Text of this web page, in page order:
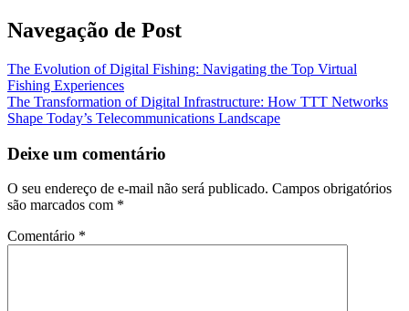
Navegação de Post
The Evolution of Digital Fishing: Navigating the Top Virtual
Fishing Experiences
The Transformation of Digital Infrastructure: How TTT Networks
Shape Today’s Telecommunications Landscape
Deixe um comentário
O seu endereço de e-mail não será publicado. Campos obrigatórios
são marcados com *
Comentário *